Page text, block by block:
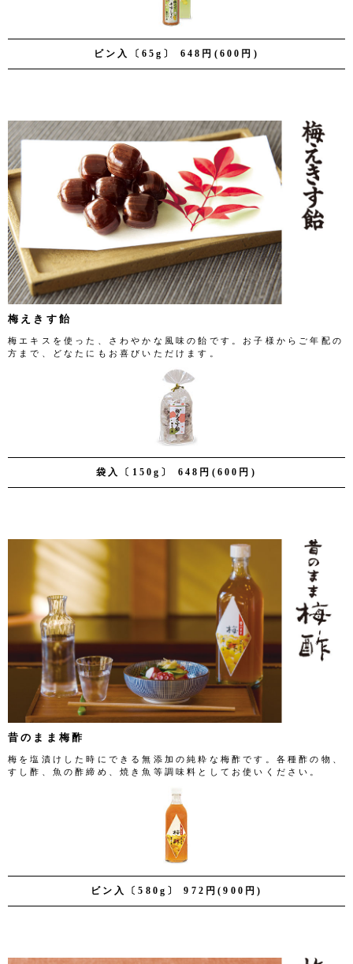
ビン入〔65g〕 648円(600円)
袋入〔150g〕 648円(600円)
梅えきす飴
梅エキスを使った、さわやかな風味の飴です。お子様からご年配の
方まで、どなたにもお喜びいただけます。
ビン入〔580g〕 972円(900円)
昔のまま梅酢
梅を塩漬けした時にできる無添加の純粋な梅酢です。各種酢の物、
すし酢、魚の酢締め、焼き魚等調味料としてお使いください。